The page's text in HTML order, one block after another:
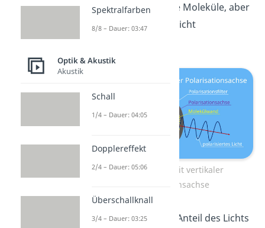
treffen zwar auf die Moleküle, aber
können mit ihnen nicht
Polarisation mit vertikaler
Polarisationsachse
Daher kann dieser Anteil des Lichts
Spektralfarben
8/8 – Dauer: 03:47
Optik & Akustik
Akustik
Schall
1/4 – Dauer: 04:05
Dopplereffekt
2/4 – Dauer: 05:06
Überschallknall
3/4 – Dauer: 03:25